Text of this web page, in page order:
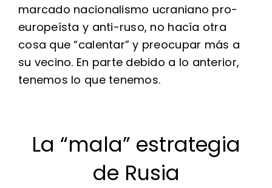
marcado nacionalismo ucraniano pro-
europeísta y anti-ruso, no hacía otra
cosa que “calentar” y preocupar más a
su vecino. En parte debido a lo anterior,
tenemos lo que tenemos.
La “mala” estrategia
de Rusia